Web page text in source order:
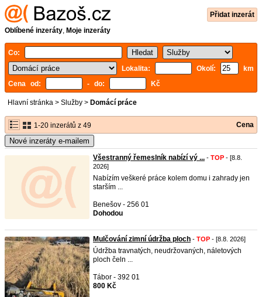
Přidat inzerát
Oblíbené inzeráty, Moje inzeráty
Co:
Lokalita:
Okolí:
km
Cena od:
- do: Kč
Hlavní stránka > Služby > Domácí práce
1-20 inzerátů z 49 Cena
Nové inzeráty e-mailem
Všestranný řemeslník nabízí vý ... - TOP - [8.8.
2026]
Nabízím veškeré práce kolem domu i zahrady jen
starším ...
Benešov - 256 01
Dohodou
Mulčování zimní údržba ploch - TOP - [8.8. 2026]
Údržba travnatých, neudržovaných, náletových
ploch čeln ...
Tábor - 392 01
800 Kč